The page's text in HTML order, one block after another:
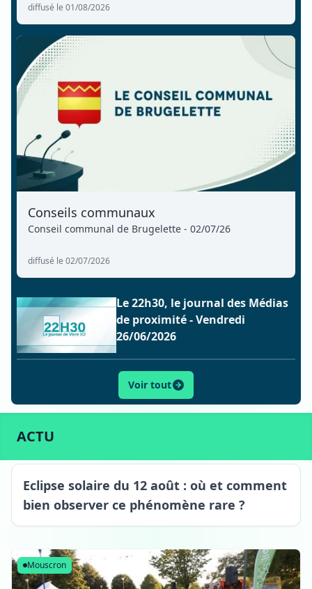
diffusé le 01/08/2026
Conseils communaux
Conseil communal de Brugelette - 02/07/26
diffusé le 02/07/2026
Le 22h30, le journal des Médias
de proximité - Vendredi
26/06/2026
Voir tout
ACTU
Eclipse solaire du 12 août : où et comment
bien observer ce phénomène rare ?
Mouscron